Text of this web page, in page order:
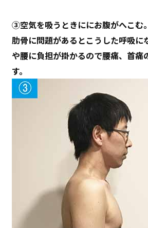
③空気を吸うときににお腹がへこむ
肋骨に問題があるとこうした呼吸に
や腰に負担が掛かるので腰痛、首痛
す。